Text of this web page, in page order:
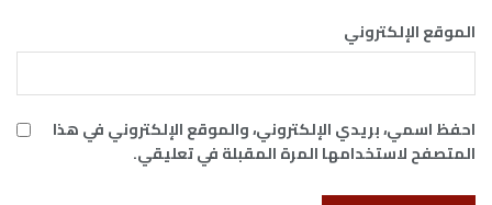
الموقع الإلكتروني
احفظ اسمي، بريدي الإلكتروني، والموقع الإلكتروني في هذا
المتصفح لاستخدامها المرة المقبلة في تعليقي.